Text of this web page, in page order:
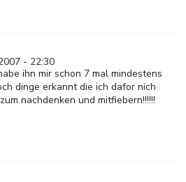
- 22:30
ihn mir schon 7 mal mindestens
dinge erkannt die ich dafor nich
nachdenken und mitfiebern!!!!!!